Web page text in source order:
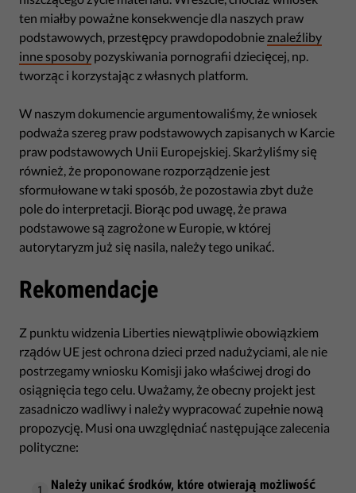
ten miałby poważne konsekwencje dla naszych praw
podstawowych, przestępcy prawdopodobnie znaleźliby
inne sposoby pozyskiwania pornografii dziecięcej, np.
tworząc i korzystając z własnych platform.
W naszym dokumencie argumentowaliśmy, że wniosek
podważa szereg praw podstawowych zapisanych w Karcie
praw podstawowych Unii Europejskiej. Skarżyliśmy się
również, że proponowane rozporządzenie jest
sformułowane w taki sposób, że pozostawia zbyt duże
pole do interpretacji. Biorąc pod uwagę, że prawa
podstawowe są zagrożone w Europie, w której
autorytaryzm już się nasila, należy tego unikać.
Rekomendacje
Z punktu widzenia Liberties niewątpliwie obowiązkiem
rządów UE jest ochrona dzieci przed nadużyciami, ale nie
postrzegamy wniosku Komisji jako właściwej drogi do
osiągnięcia tego celu. Uważamy, że obecny projekt jest
zasadniczo wadliwy i należy wypracować zupełnie nową
propozycję. Musi ona uwzględniać następujące zalecenia
polityczne:
Należy unikać środków, które otwierają możliwość